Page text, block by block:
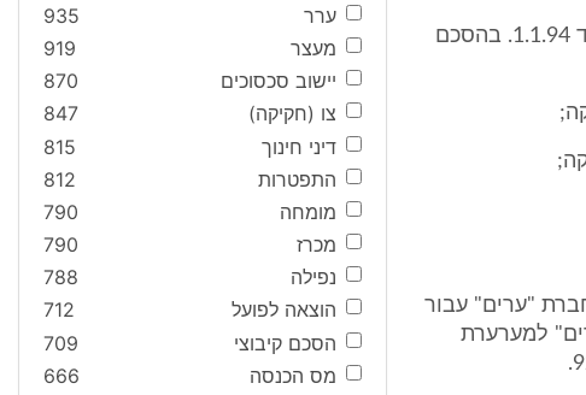
המערערת התחייבה, כתנאי למתן זכויות חכירה, להשלים את הבניה עד 1.1.94. בהסכם
תבצע חברת "ערים" עבור
למערערת
ערר
935
מעצר
919
יישוב סכסוכים
870
צו (חקיקה)
847
דיני חינוך
815
התפטרות
812
מומחה
790
מכרז
790
נפילה
788
הוצאה לפועל
712
הסכם קיבוצי
709
מס הכנסה
666